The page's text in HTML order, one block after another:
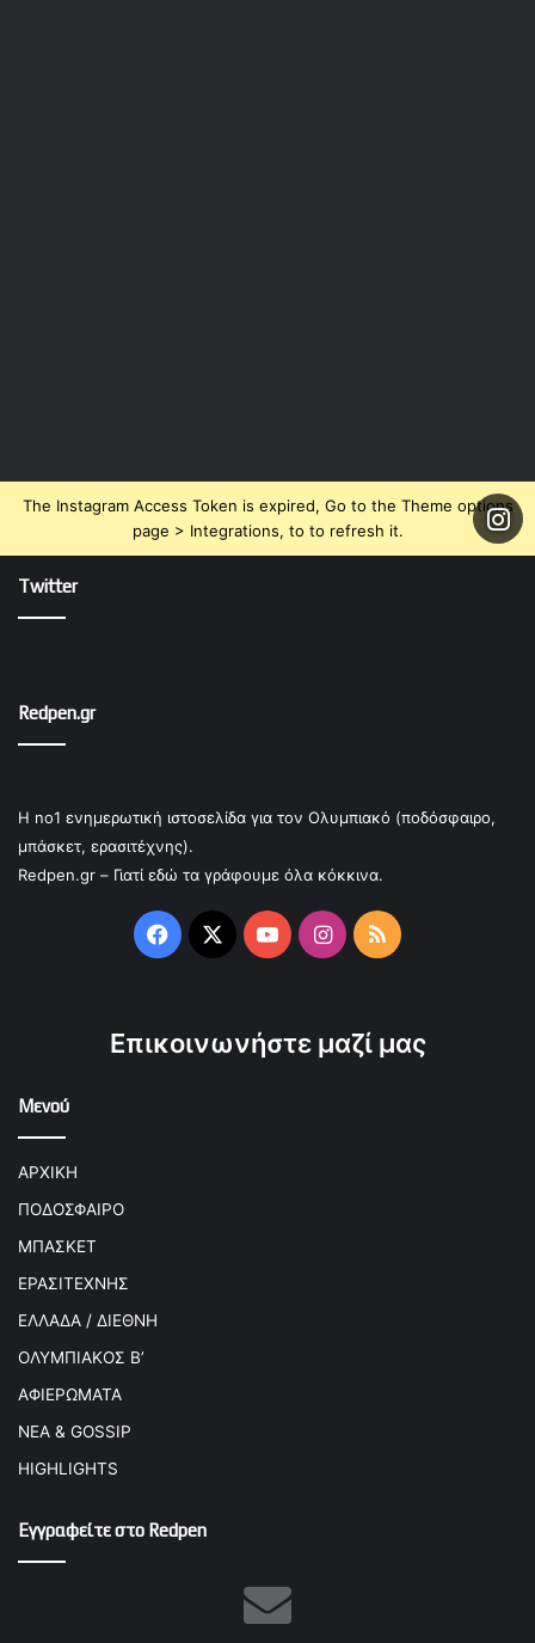
The Instagram Access Token is expired, Go to the Theme options
page > Integrations, to to refresh it.
Twitter
Redpen.gr
Η no1 ενημερωτική ιστοσελίδα για τον Ολυμπιακό (ποδόσφαιρο,
μπάσκετ, ερασιτέχνης).
Redpen.gr – Γιατί εδώ τα γράφουμε όλα κόκκινα.
Facebook
X YouTubeInstagram
RSS
Επικοινωνήστε μαζί μας
Μενού
ΑΡΧΙΚΗ
ΠΟΔΟΣΦΑΙΡΟ
ΜΠΑΣΚΕΤ
ΕΡΑΣΙΤΕΧΝΗΣ
ΕΛΛΑΔΑ / ΔΙΕΘΝΗ
ΟΛΥΜΠΙΑΚΟΣ Β’
ΑΦΙΕΡΩΜΑΤΑ
ΝΕΑ & GOSSIP
HIGHLIGHTS
Εγγραφείτε στο Redpen